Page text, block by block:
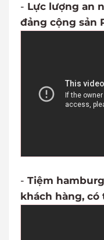
- Lực lượng an
đảng cộng sản
- Tiệm
khách hàng, có